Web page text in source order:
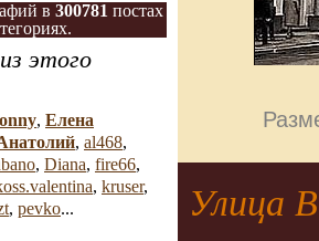
в 300781 постах
этого
, Елена
, al468,
, Diana, fire66,
, kruser,
, pevko...
Улица